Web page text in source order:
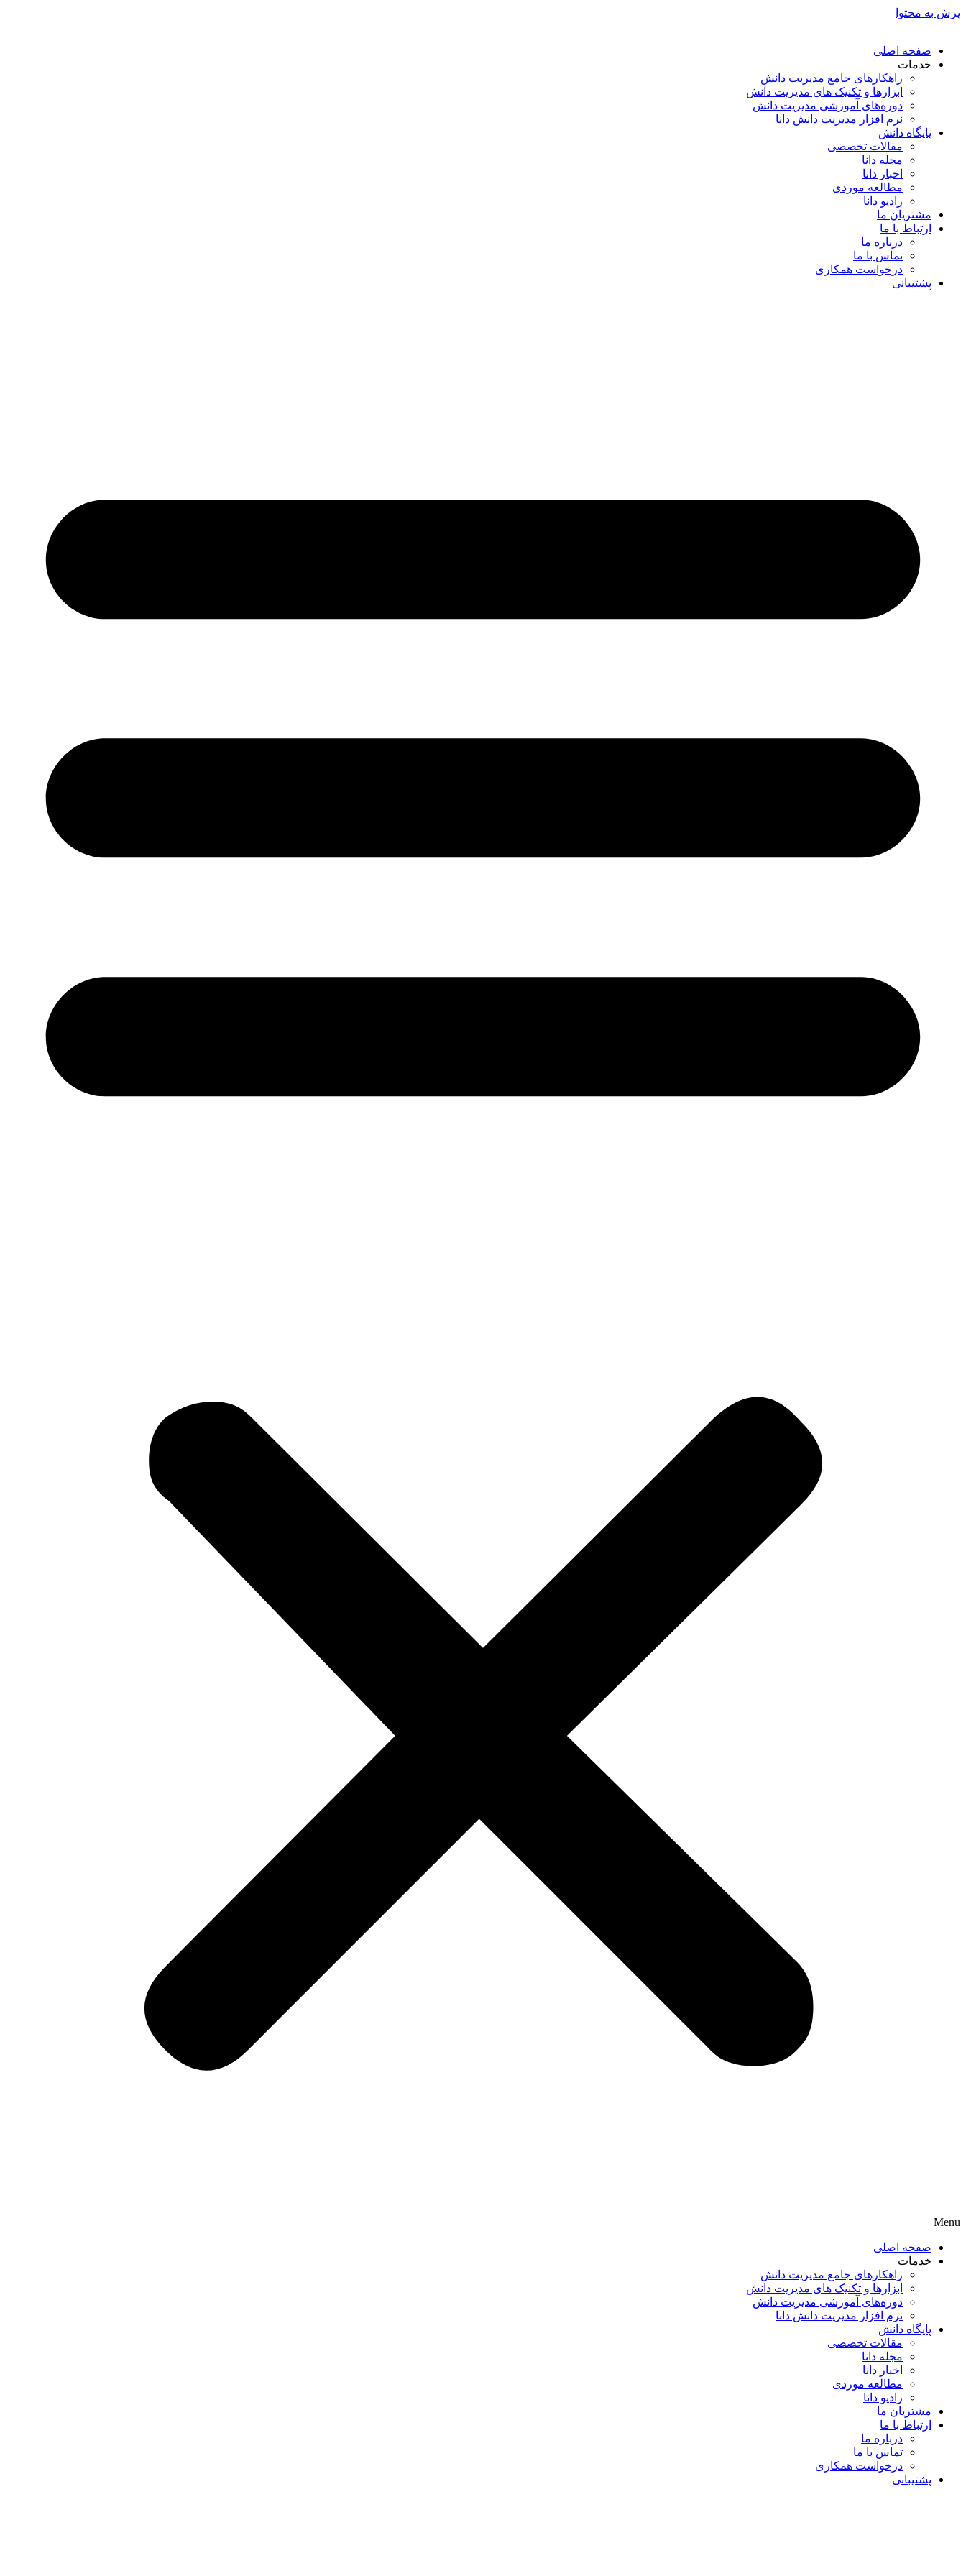
پرش به محتوا
صفحه اصلی
خدمات
راهکارهای جامع مدیریت دانش
ابزارها و تکنیک‌ های مدیریت دانش
دوره‌های آموزشی مدیریت دانش
نرم افزار مدیریت دانش دانا
پایگاه دانش
مقالات تخصصی
مجله دانا
اخبار دانا
مطالعه موردی
رادیو دانا
مشتریان ما
ارتباط با ما
درباره ما
تماس با ما
درخواست همکاری
پشتیبانی
Menu
صفحه اصلی
خدمات
راهکارهای جامع مدیریت دانش
ابزارها و تکنیک‌ های مدیریت دانش
دوره‌های آموزشی مدیریت دانش
نرم افزار مدیریت دانش دانا
پایگاه دانش
مقالات تخصصی
مجله دانا
اخبار دانا
مطالعه موردی
رادیو دانا
مشتریان ما
ارتباط با ما
درباره ما
تماس با ما
درخواست همکاری
پشتیبانی